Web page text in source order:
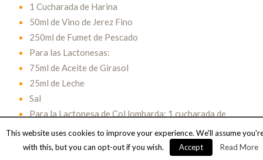
1 Cucharada de Harina
50ml de Vino de Jerez Fino
250ml de Fumet de Pescado
Para las Lactonesas:
75ml de Aceite de Girasol
25ml de Leche
Sal
Para la Lactonesa de Col lombarda: 1 cucharada de
Para la Lactonesa de Pimentón Picante: 1 cucharadita
de pimentón picante
This website uses cookies to improve your experience. We'll assume
with this, but you can opt-out if you wish.
Accept Read More